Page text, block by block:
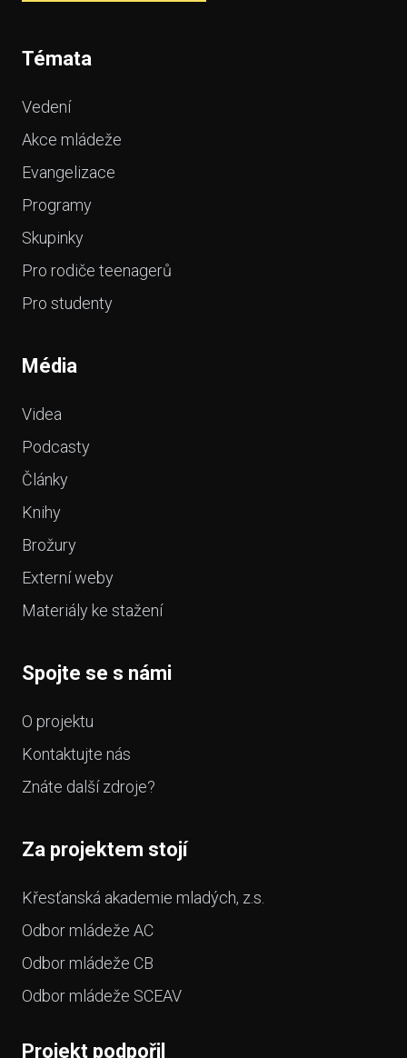
Témata
Vedení
Akce mládeže
Evangelizace
Programy
Skupinky
Pro rodiče teenagerů
Pro studenty
Média
Videa
Podcasty
Články
Knihy
Brožury
Externí weby
Materiály ke stažení
Spojte se s námi
O projektu
Kontaktujte nás
Znáte další zdroje?
Za projektem stojí
Křesťanská akademie mladých, z.s.
Odbor mládeže AC
Odbor mládeže CB
Odbor mládeže SCEAV
Projekt podpořil